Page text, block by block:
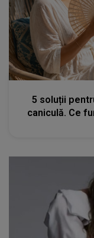
5 soluții
caniculă. Ce